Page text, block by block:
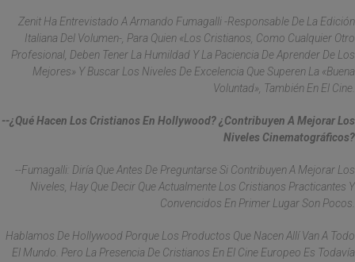
Zenit Ha Entrevistado A Armando Fumagalli -responsable De La Edición
Italiana Del Volumen-, Para Quien «los Cristianos, Como Cualquier Otro
Profesional, Deben Tener La Humildad Y La Paciencia De Aprender De Los
Mejores» Y Buscar Los Niveles De Excelencia Que Superen La «buena
Voluntad», También En El Cine.
--¿Qué Hacen Los Cristianos En Hollywood? ¿Contribuyen A Mejorar Los
Niveles Cinematográficos?
--Fumagalli: Diría Que Antes De Preguntarse Si Contribuyen A Mejorar Los
Niveles, Hay Que Decir Que Actualmente Los Cristianos Practicantes Y
Convencidos En Primer Lugar Son Pocos.
Hablamos De Hollywood Porque Los Productos Que Nacen Allí Van A Todo
El Mundo. Pero La Presencia De Cristianos En El Cine Europeo Es Todavía